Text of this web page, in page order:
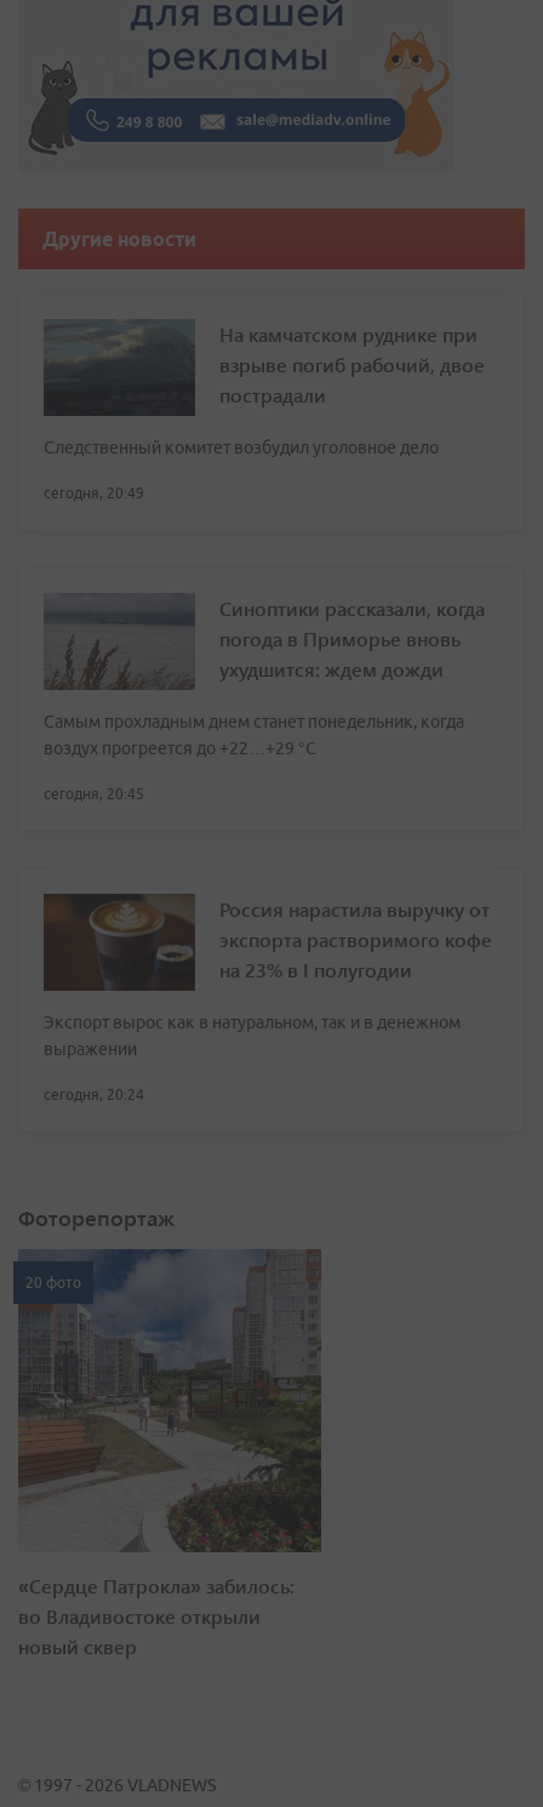
Другие новости
На камчатском руднике при
взрыве погиб рабочий, двое
пострадали
Следственный комитет возбудил уголовное дело
сегодня, 20:49
Синоптики рассказали, когда
погода в Приморье вновь
ухудшится: ждем дожди
Самым прохладным днем станет понедельник, когда
воздух прогреется до +22…+29 °С
сегодня, 20:45
Россия нарастила выручку от
экспорта растворимого кофе
на 23% в I полугодии
Экспорт вырос как в натуральном, так и в денежном
выражении
сегодня, 20:24
Фоторепортаж
20 фото
«Сердце Патрокла» забилось:
во Владивостоке открыли
новый сквер
© 1997 - 2026 VLADNEWS